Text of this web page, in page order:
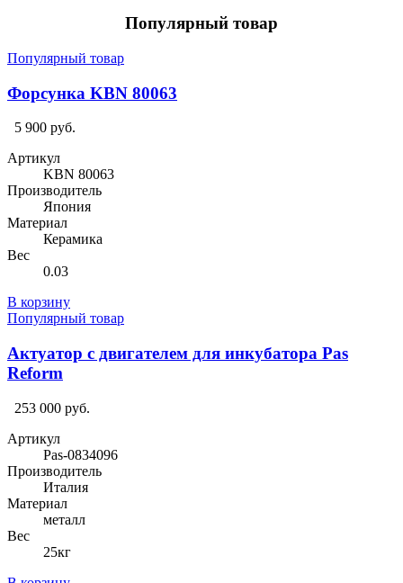
Популярный товар
Популярный товар
Форсунка KBN 80063
5 900 руб.
Артикул
KBN 80063
Производитель
Япония
Материал
Керамика
Вес
0.03
В корзину
Популярный товар
Актуатор с двигателем для инкубатора Pas
Reform
253 000 руб.
Артикул
Pas-0834096
Производитель
Италия
Материал
металл
Вес
25кг